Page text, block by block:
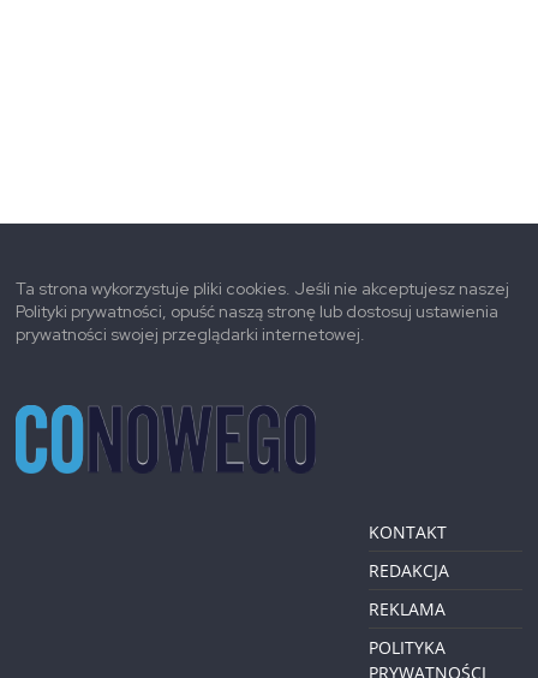
Ta strona wykorzystuje pliki cookies. Jeśli nie akceptujesz naszej
Polityki prywatności, opuść naszą stronę lub dostosuj ustawienia
prywatności swojej przeglądarki internetowej.
KONTAKT
REDAKCJA
REKLAMA
POLITYKA
PRYWATNOŚCI